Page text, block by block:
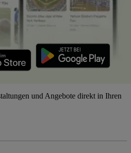
und Angebote direkt in Ihren